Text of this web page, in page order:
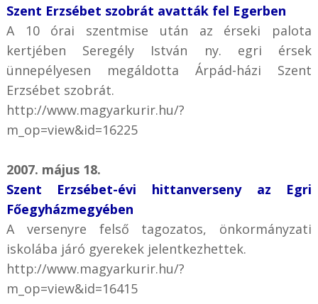
Szent Erzsébet szobrát avatták fel Egerben
A 10 órai szentmise után az érseki palota
kertjében Seregély István ny. egri érsek
ünnepélyesen megáldotta Árpád-házi Szent
Erzsébet szobrát.
http://www.magyarkurir.hu/?
m_op=view&id=16225
2007. május 18.
Szent Erzsébet-évi hittanverseny az Egri
Főegyházmegyében
A versenyre felső tagozatos, önkormányzati
iskolába járó gyerekek jelentkezhettek.
http://www.magyarkurir.hu/?
m_op=view&id=16415